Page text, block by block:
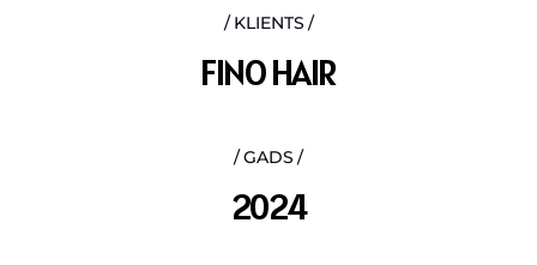
KLIENTS
FINOHAIR
GADS
2024